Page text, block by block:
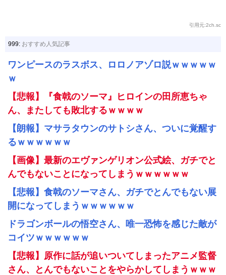
引用元:2ch.sc
999: おすすめ人気記事
ワンピースのラスボス、ロロノアゾロ説ｗｗｗｗｗ
ｗ
【悲報】『食戟のソーマ』ヒロインの田所恵ちゃ
ん、またしても敗北するｗｗｗｗ
【朗報】マサラタウンのサトシさん、ついに覚醒す
るｗｗｗｗｗｗ
【画像】最新のエヴァンゲリオン公式絵、ガチでと
んでもないことになってしまうｗｗｗｗｗｗ
【悲報】食戟のソーマさん、ガチでとんでもない展
開になってしまうｗｗｗｗｗｗ
ドラゴンボールの悟空さん、唯一恐怖を感じた敵が
コイツｗｗｗｗｗｗ
【悲報】原作に話が追いついてしまったアニメ監督
さん、とんでもないことをやらかしてしまうｗｗｗ